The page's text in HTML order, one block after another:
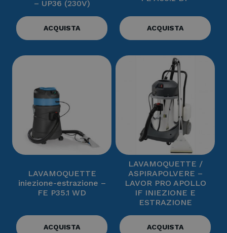
– UP36 (230V)
ACQUISTA ACQUISTA
LAVAMOQUETTE
iniezione-estrazione –
FE P35.1 WD
ACQUISTA
LAVAMOQUETTE /
ASPIRAPOLVERE –
LAVOR PRO APOLLO
IF INIEZIONE E
ESTRAZIONE
ACQUISTA